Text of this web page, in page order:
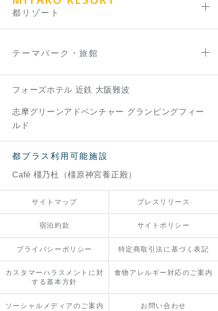
都リゾート
テーマパーク・旅館
フォーズホテル 近鉄 大阪難波
志摩グリーンアドベンチャー グランピングフィー
ルド
都プラス利用可能施設
Café 橿乃杜（橿原神宮養正殿）
サイトマップ プレスリリース
宿泊約款 サイトポリシー
プライバシーポリシー 特定商取引法に基づく表記
カスタマーハラスメントに対
する基本方針
食物アレルギー対応のご案内
ソーシャルメディアのご案内 お問い合わせ